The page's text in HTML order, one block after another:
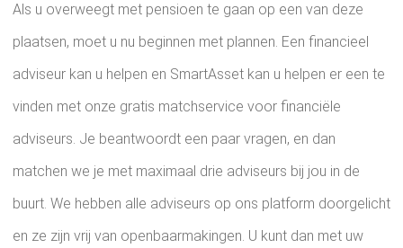
Als u overweegt met pensioen te gaan op een van deze
plaatsen, moet u nu beginnen met plannen. Een financieel
adviseur kan u helpen en SmartAsset kan u helpen er een te
vinden met onze gratis matchservice voor financiële
adviseurs. Je beantwoordt een paar vragen, en dan
matchen we je met maximaal drie adviseurs bij jou in de
buurt. We hebben alle adviseurs op ons platform doorgelicht
en ze zijn vrij van openbaarmakingen. U kunt dan met uw